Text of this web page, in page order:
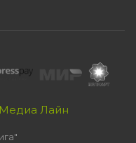
Медиа Лайн